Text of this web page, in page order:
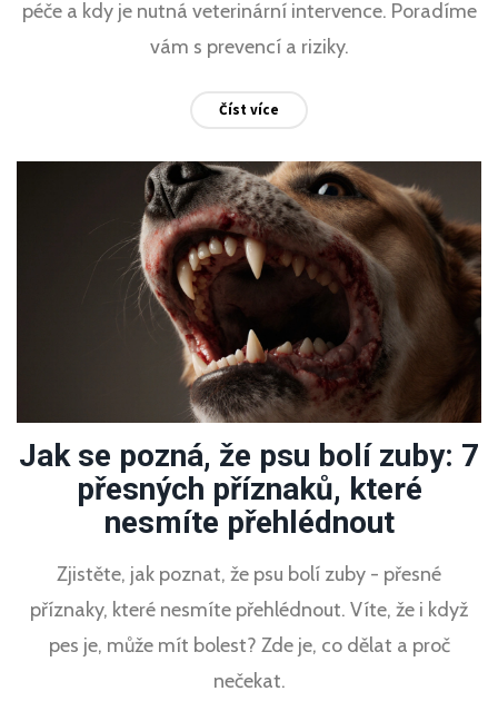
péče a kdy je nutná veterinární intervence. Poradíme
vám s prevencí a riziky.
Číst více
Jak se pozná, že psu bolí zuby: 7
přesných příznaků, které
nesmíte přehlédnout
Zjistěte, jak poznat, že psu bolí zuby - přesné
příznaky, které nesmíte přehlédnout. Víte, že i když
pes je, může mít bolest? Zde je, co dělat a proč
nečekat.